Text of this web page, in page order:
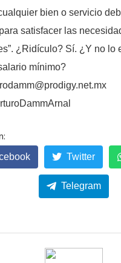
bien o servicio
satisfacer las
¿Ridículo? Sí. ¿Y no lo
mínimo?
Twitter
Telegram